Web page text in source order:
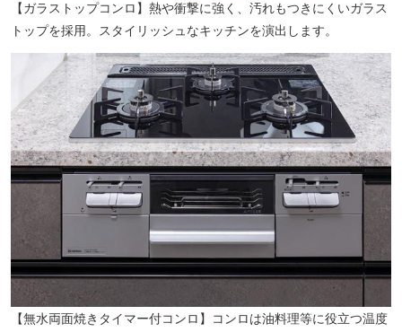
新生小学校（徒歩7分／約550m）
【ガラストップコンロ】熱や衝撃に強く、汚れもつきにくいガラス
トップを採用。スタイリッシュなキッチンを演出します。
【無水両面焼きタイマー付コンロ】コンロは油料理等に役立つ温度